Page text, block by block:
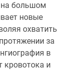
на большом
новые
охватить
за
в
кровотока и